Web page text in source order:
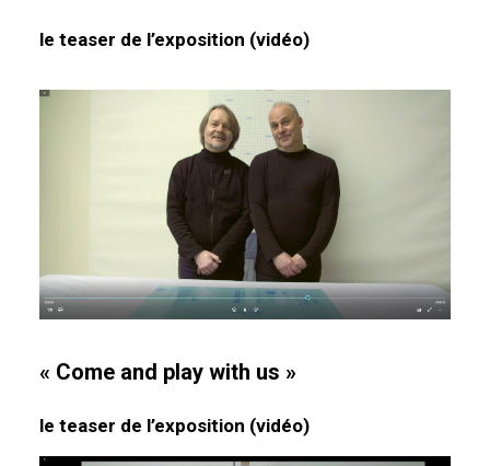
le teaser de l’exposition (vidéo)
« Come and play with us »
le teaser de l’exposition (vidéo)